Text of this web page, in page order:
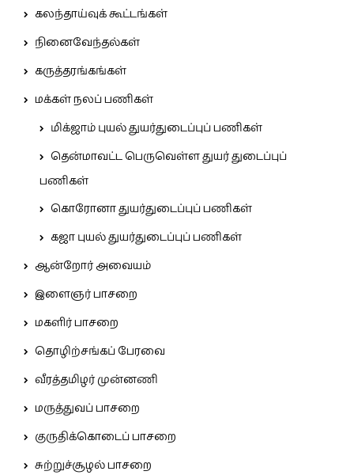
கலந்தாய்வுக் கூட்டங்கள்
நினைவேந்தல்கள்
கருத்தரங்கங்கள்
மக்கள் நலப் பணிகள்
மிக்ஜாம் புயல் துயர்துடைப்புப் பணிகள்
தென்மாவட்ட பெருவெள்ள துயர் துடைப்புப்
பணிகள்
கொரோனா துயர்துடைப்புப் பணிகள்
கஜா புயல் துயர்துடைப்புப் பணிகள்
ஆன்றோர் அவையம்
இளைஞர் பாசறை
மகளிர் பாசறை
தொழிற்சங்கப் பேரவை
வீரத்தமிழர் முன்னணி
மருத்துவப் பாசறை
குருதிக்கொடைப் பாசறை
சுற்றுச்சூழல் பாசறை